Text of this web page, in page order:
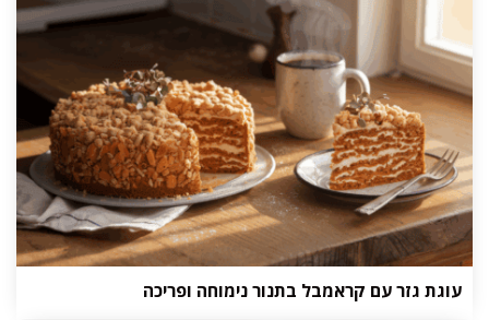
עוגת גזר עם קראמבל בתנור נימוחה ופריכה